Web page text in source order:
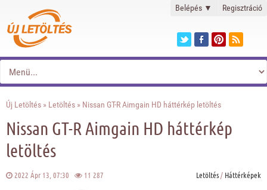
Belépés ▼ Regisztráció
Új Letöltés » Letöltés » Nissan GT-R Aimgain HD háttérkép letöltés
Nissan GT-R Aimgain HD háttérkép
letöltés
2022 Ápr 13, 07:30 11 287 Letöltés/ Háttérképek